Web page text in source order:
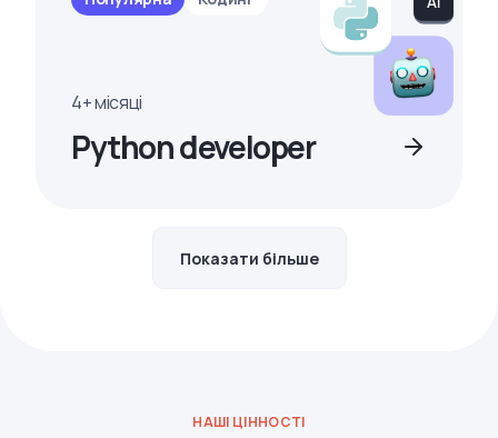
4+ місяці
Python developer
Показати більше
НАШІ ЦІННОСТІ